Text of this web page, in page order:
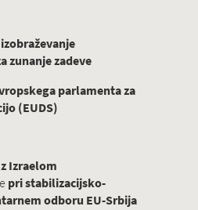
zunanje zadeve
parlamenta za
(EUDS)
Izraelom
pri stabilizacijsko-
odboru EU-Srbija